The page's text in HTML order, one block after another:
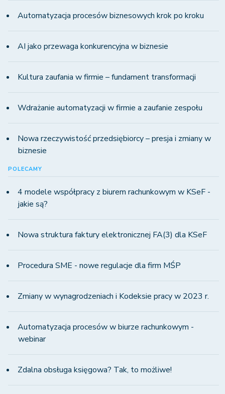
Automatyzacja procesów biznesowych krok po kroku
AI jako przewaga konkurencyjna w biznesie
Kultura zaufania w firmie – fundament transformacji
Wdrażanie automatyzacji w firmie a zaufanie zespołu
Nowa rzeczywistość przedsiębiorcy – presja i zmiany w
biznesie
POLECAMY
4 modele współpracy z biurem rachunkowym w KSeF -
jakie są?
Nowa struktura faktury elektronicznej FA(3) dla KSeF
Procedura SME - nowe regulacje dla firm MŚP
Zmiany w wynagrodzeniach i Kodeksie pracy w 2023 r.
Automatyzacja procesów w biurze rachunkowym -
webinar
Zdalna obsługa księgowa? Tak, to możliwe!